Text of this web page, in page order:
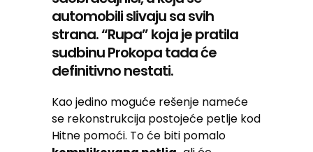
automobili slivaju sa svih
strana. “Rupa” koja je pratila
sudbinu Prokopa tada će
definitivno nestati.
Kao jedino moguće rešenje nameće
se rekonstrukcija postojeće petlje kod
Hitne pomoći. To će biti pomalo